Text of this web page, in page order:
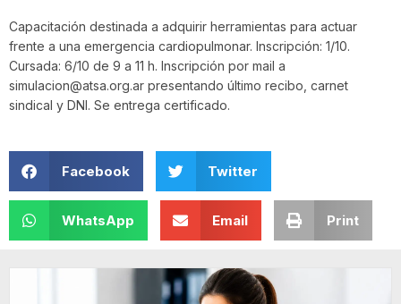
Capacitación destinada a adquirir herramientas para actuar
frente a una emergencia cardiopulmonar. Inscripción: 1/10.
Cursada: 6/10 de 9 a 11 h. Inscripción por mail a
simulacion@atsa.org.ar presentando último recibo, carnet
sindical y DNI. Se entrega certificado.
Facebook Twitter
WhatsApp Email Print